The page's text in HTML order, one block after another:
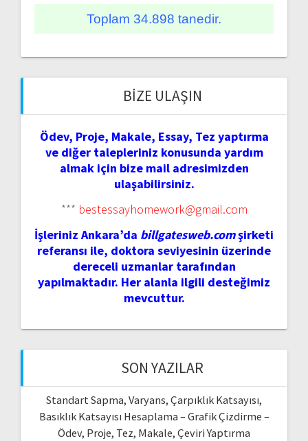
Toplam 34.898 tanedir.
BIZE ULAŞIN
Ödev, Proje, Makale, Essay, Tez yaptırma
ve diğer talepleriniz konusunda yardım
almak için bize mail adresimizden
ulaşabilirsiniz.
*** bestessayhomework@gmail.com
İşleriniz Ankara’da billgatesweb.comşirketi
referansı ile, doktora seviyesinin üzerinde
dereceli uzmanlar tarafından
yapılmaktadır. Her alanla ilgili desteğimiz
mevcuttur.
SON YAZILAR
Standart Sapma, Varyans, Çarpıklık Katsayısı,
Basıklık Katsayısı Hesaplama – Grafik Çizdirme –
Ödev, Proje, Tez, Makale, Çeviri Yaptırma